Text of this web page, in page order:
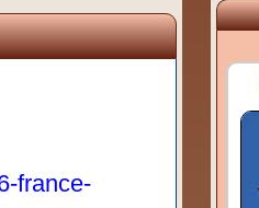
france-